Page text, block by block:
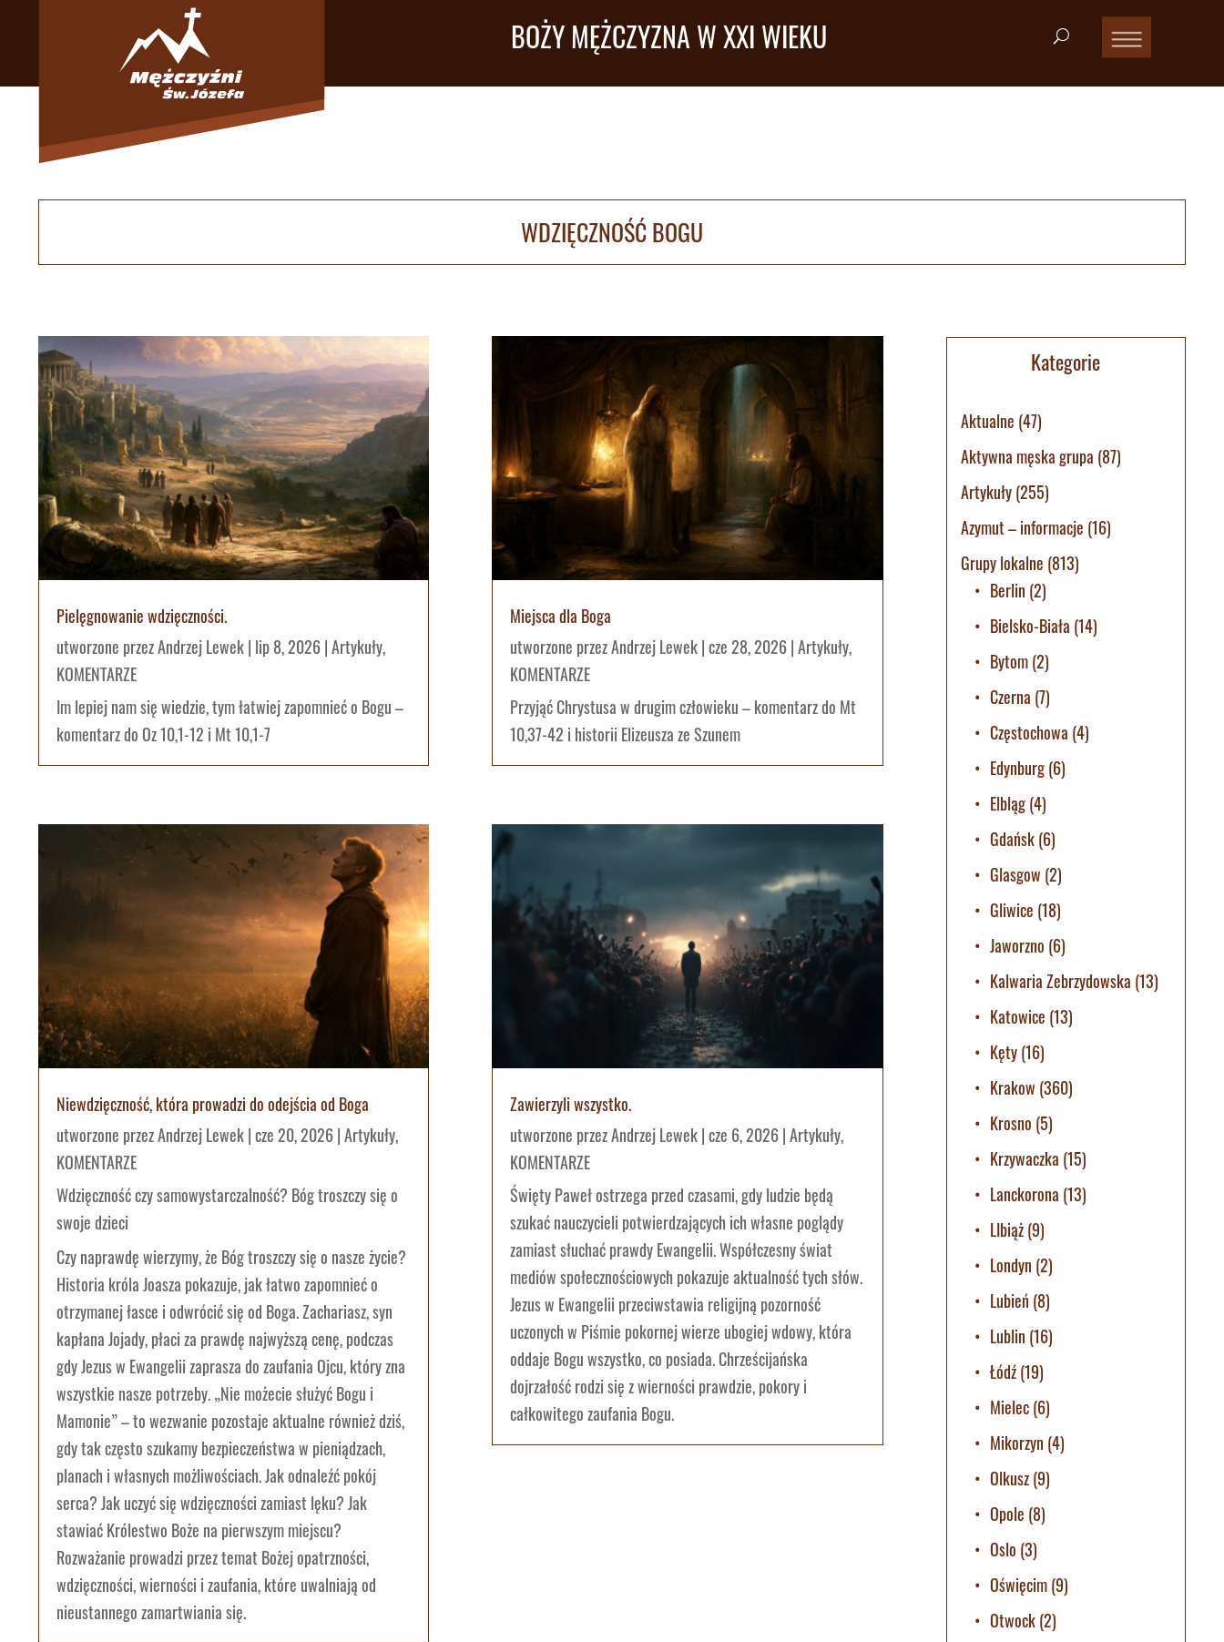
BOŻY MĘŻCZYZNA W XXI WIEKU
WDZIĘCZNOŚĆ BOGU
Pielęgnowanie wdzięczności.
utworzone przezAndrzej Lewek| lip 8, 2026|Artykuły,
KOMENTARZE
Im lepiej nam się wiedzie, tym łatwiej zapomnieć o Bogu –
komentarz do Oz 10,1-12 i Mt 10,1-7
Niewdzięczność, która prowadzi do odejścia od Boga
utworzone przezAndrzej Lewek|cze 20, 2026|Artykuły,
KOMENTARZE
Wdzięczność czy samowystarczalność? Bóg troszczy się o
swoje dzieci
Czy naprawdę wierzymy, że Bóg troszczy się o nasze życie?
Historia króla Joasza pokazuje, jak łatwo zapomnieć o
otrzymanej łasce i odwrócić się od Boga. Zachariasz, syn
kapłana Jojady, płaci za prawdę najwyższą cenę, podczas
gdy Jezus w Ewangelii zaprasza do zaufania Ojcu, który zna
wszystkie nasze potrzeby. „Nie możecie służyć Bogu i
Mamonie” – to wezwanie pozostaje aktualne również dziś,
gdy tak często szukamy bezpieczeństwa w pieniądzach,
planach i własnych możliwościach. Jak odnaleźć pokój
serca? Jak uczyć się wdzięczności zamiast lęku? Jak
stawiać Królestwo Boże na pierwszym miejscu?
Rozważanie prowadzi przez temat Bożej opatrzności,
wdzięczności, wierności i zaufania, które uwalniają od
nieustannego zamartwiania się.
Miejsca dla Boga
utworzone przezAndrzej Lewek|cze 28, 2026|Artykuły,
KOMENTARZE
Przyjąć Chrystusa w drugim człowieku – komentarz do Mt
10,37-42 i historii Elizeusza ze Szunem
Zawierzyli wszystko.
utworzone przezAndrzej Lewek|cze 6, 2026|Artykuły,
KOMENTARZE
Święty Paweł ostrzega przed czasami, gdy ludzie będą
szukać nauczycieli potwierdzających ich własne poglądy
zamiast słuchać prawdy Ewangelii. Współczesny świat
mediów społecznościowych pokazuje aktualność tych słów.
Jezus w Ewangelii przeciwstawia religijną pozorność
uczonych w Piśmie pokornej wierze ubogiej wdowy, która
oddaje Bogu wszystko, co posiada. Chrześcijańska
dojrzałość rodzi się z wierności prawdzie, pokory i
całkowitego zaufania Bogu.
Kategorie
Aktualne (47)
Aktywna męska grupa (87)
Artykuły(255)
Azymut – informacje (16)
Grupy lokalne (813)
Berlin (2)
Bielsko-Biała (14)
Bytom(2)
Czerna (7)
Częstochowa (4)
Edynburg(6)
Elbląg(4)
Gdańsk(6)
Glasgow (2)
Gliwice (18)
Jaworzno (6)
Kalwaria Zebrzydowska (13)
Katowice (13)
Kęty(16)
Krakow (360)
Krosno (5)
Krzywaczka (15)
Lanckorona (13)
LIbiąż(9)
Londyn (2)
Lubień (8)
Lublin (16)
Łódź(19)
Mielec(6)
Mikorzyn (4)
Olkusz(9)
Opole (8)
Oslo (3)
Oświęcim(9)
Otwock(2)